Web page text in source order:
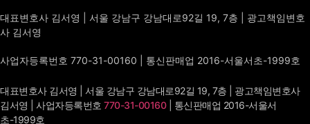
대표변호사 김서영 | 서울 강남구 강남대로92길 19, 7층 | 광고책임변호
사 김서영
사업자등록번호 770-31-00160 | 통신판매업 2016-서울서초-1999호
대표변호사 김서영 | 서울 강남구 강남대로92길 19, 7층 | 광고책임변호사
김서영 | 사업자등록번호 770-31-00160| 통신판매업 2016-서울서
초-1999호